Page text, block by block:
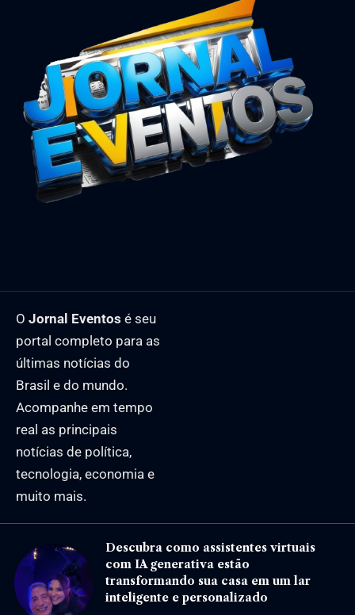
O Jornal Eventos é seu
portal completo para as
últimas notícias do
Brasil e do mundo.
Acompanhe em tempo
real as principais
notícias de política,
tecnologia, economia e
muito mais.
Descubra como assistentes virtuais
com IA generativa estão
transformando sua casa em um lar
inteligente e personalizado